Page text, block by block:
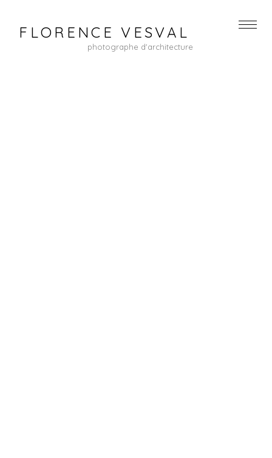
FLORENCE VESVAL
photographe d'architecture